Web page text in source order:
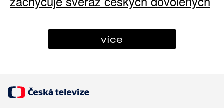
více